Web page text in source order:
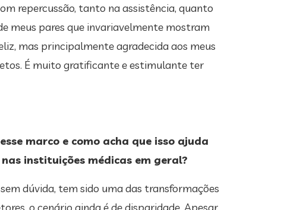
repercussão, tanto na assistência, quanto
meus pares que invariavelmente mostram
mas principalmente agradecida aos meus
É muito gratificante e estimulante ter
marco e como acha que isso ajuda
instituições médicas em geral?
dúvida, tem sido uma das transformações
o cenário ainda é de disparidade. Apesar